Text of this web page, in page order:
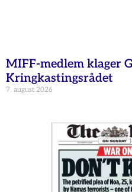
MIFF-medlem klager
Kringkastingsrådet
7. august 2026